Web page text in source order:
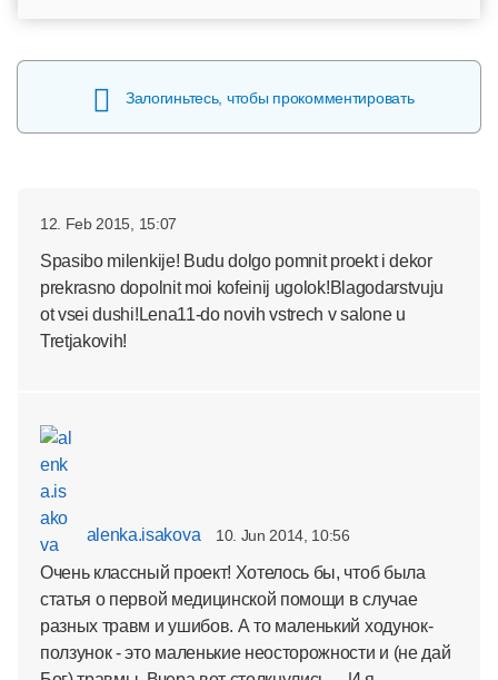
Залогиньтесь, чтобы прокомментировать
12. Feb 2015, 15:07
Spasibo milenkije! Budu dolgo pomnit proekt i dekor
prekrasno dopolnit moi kofeinij ugolok!Blagodarstvuju
ot vsei dushi!Lena11-do novih vstrech v salone u
Tretjakovih!
alenka.isakova 10. Jun 2014, 10:56
Очень классный проект! Хотелось бы, чтоб была
статья о первой медицинской помощи в случае
разных травм и ушибов. А то маленький ходунок-
ползунок - это маленькие неосторожности и (не дай